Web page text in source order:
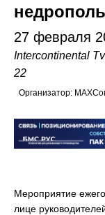
27 февраля
Intercontinental
22
Организатор:
Мероприятие
лице